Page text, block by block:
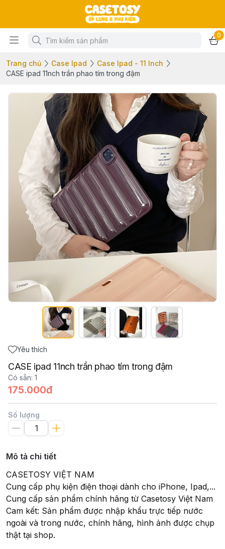
0
Trang chủ Case Ipad
Case Ipad - 11 Inch
CASE ipad 11nch trần phao tím trong đậm
Yêu thích
CASE ipad 11nch trần phao tím trong đậm
Có sẵn: 1
175.000đ
Số lượng
Mô tả chi tiết
CASETOSY VIỆT NAM
Cung cấp phụ kiện điện thoại dành cho iPhone, Ipad,...
Cung cấp sản phẩm chính hãng từ Casetosy Việt Nam
Cam kết: Sản phẩm được nhập khẩu trực tiếp nước
ngoài và trong nước, chính hãng, hình ảnh được chụp
thật tại shop.